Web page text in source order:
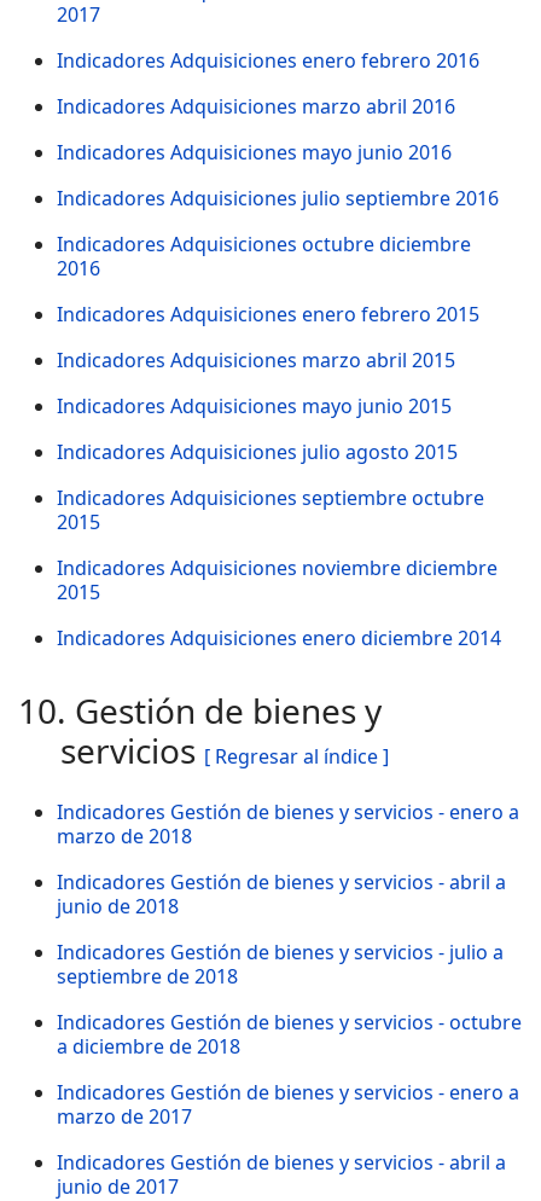
2017
Indicadores Adquisiciones enero febrero 2016
Indicadores Adquisiciones marzo abril 2016
Indicadores Adquisiciones mayo junio 2016
Indicadores Adquisiciones julio septiembre 2016
Indicadores Adquisiciones octubre diciembre
2016
Indicadores Adquisiciones enero febrero 2015
Indicadores Adquisiciones marzo abril 2015
Indicadores Adquisiciones mayo junio 2015
Indicadores Adquisiciones julio agosto 2015
Indicadores Adquisiciones septiembre octubre
2015
Indicadores Adquisiciones noviembre diciembre
2015
Indicadores Adquisiciones enero diciembre 2014
10. Gestión de bienes y
servicios [ Regresar al índice ]
Indicadores Gestión de bienes y servicios - enero a
marzo de 2018
Indicadores Gestión de bienes y servicios - abril a
junio de 2018
Indicadores Gestión de bienes y servicios - julio a
septiembre de 2018
Indicadores Gestión de bienes y servicios - octubre
a diciembre de 2018
Indicadores Gestión de bienes y servicios - enero a
marzo de 2017
Indicadores Gestión de bienes y servicios - abril a
junio de 2017